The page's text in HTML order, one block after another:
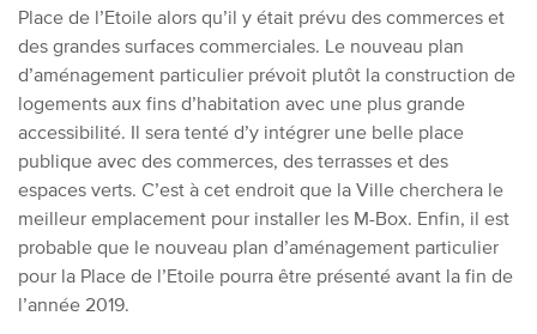
Place de l’Etoile alors qu’il y était prévu des commerces et
des grandes surfaces commerciales. Le nouveau plan
d’aménagement particulier prévoit plutôt la construction de
logements aux fins d’habitation avec une plus grande
accessibilité. Il sera tenté d’y intégrer une belle place
publique avec des commerces, des terrasses et des
espaces verts. C’est à cet endroit que la Ville cherchera le
meilleur emplacement pour installer les M-Box. Enfin, il est
probable que le nouveau plan d’aménagement particulier
pour la Place de l’Etoile pourra être présenté avant la fin de
l’année 2019.